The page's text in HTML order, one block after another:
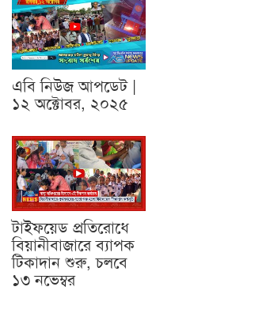
এবি নিউজ আপডেট |
১২ অক্টোবর, ২০২৫
টাইফয়েড প্রতিরোধে
বিয়ানীবাজারে ব্যাপক
টিকাদান শুরু, চলবে
১৩ নভেম্বর